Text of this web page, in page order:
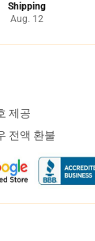
Shipping
Aug. 12
제공
전액 환불